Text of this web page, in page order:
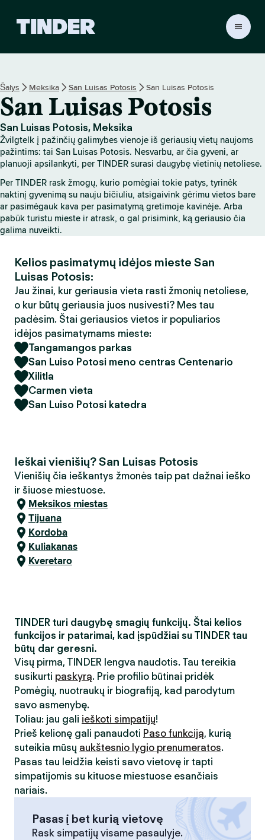
R
p
a
g
r
n
n
i
s
Šalys Meksika San Luisas Potosis San Luisas Potosis
San Luisas Potosis
San Luisas Potosis, Meksika
Žvilgtelk į pažinčių galimybes vienoje iš geriausių vietų naujoms
pažintims: tai San Luisas Potosis. Nesvarbu, ar čia gyveni, ar
planuoji apsilankyti, per TINDER surasi daugybę vietinių netoliese.
Per TINDER rask žmogų, kurio pomėgiai tokie patys, tyrinėk
naktinį gyvenimą su nauju bičiuliu, atsigaivink gėrimu vietos bare
ar pasimėgauk kava per pasimatymą gretimoje kavinėje. Arba
pabūk turistu mieste ir atrask, o gal prisimink, ką geriausio čia
galima nuveikti.
Kelios pasimatymų idėjos mieste San
Luisas Potosis:
Jau žinai, kur geriausia vieta rasti žmonių netoliese,
o kur būtų geriausia juos nusivesti? Mes tau
padėsim. Štai geriausios vietos ir populiarios
idėjos pasimatymams mieste:
Tangamangos parkas
San Luiso Potosi meno centras Centenario
Xilitla
Carmen vieta
San Luiso Potosi katedra
Ieškai vienišių? San Luisas Potosis
Vienišių čia ieškantys žmonės taip pat dažnai ieško
ir šiuose miestuose.
Meksikos miestas
Tijuana
Kordoba
Kuliakanas
Kveretaro
TINDER turi daugybę smagių funkcijų. Štai kelios
funkcijos ir patarimai, kad įspūdžiai su TINDER tau
būtų dar geresni.
Visų pirma, TINDER lengva naudotis. Tau tereikia
susikurti paskyrą. Prie profilio būtinai pridėk
Pomėgių, nuotraukų ir biografiją, kad parodytum
savo asmenybę.
Toliau: jau gali ieškoti simpatijų!
Prieš kelionę gali panaudoti Paso funkciją, kurią
suteikia mūsų aukštesnio lygio prenumeratos.
Pasas tau leidžia keisti savo vietovę ir tapti
simpatijomis su kituose miestuose esančiais
nariais.
Pasas į bet kurią vietovę
Rask simpatijų visame pasaulyje.